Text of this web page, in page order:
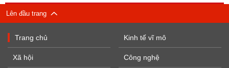
Lên đầu trang
Trang chủ
Xã hội
Kinh tế vĩ mô
Công nghệ